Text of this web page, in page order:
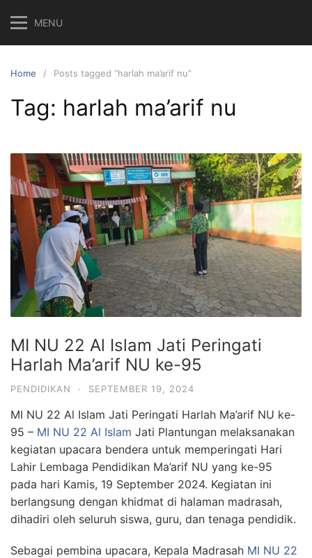
content
MENU
Home Posts tagged “harlah ma’arif nu”
Tag: harlah ma’arif nu
MI NU 22 Al Islam Jati Peringati
Harlah Ma’arif NU ke-95
PENDIDIKAN · SEPTEMBER 19, 2024
MI NU 22 Al Islam Jati Peringati Harlah Ma’arif NU ke-
95 – MI NU 22 Al Islam Jati Plantungan melaksanakan
kegiatan upacara bendera untuk memperingati Hari
Lahir Lembaga Pendidikan Ma’arif NU yang ke-95
pada hari Kamis, 19 September 2024. Kegiatan ini
berlangsung dengan khidmat di halaman madrasah,
dihadiri oleh seluruh siswa, guru, dan tenaga pendidik.
Sebagai pembina upacara, Kepala Madrasah MI NU 22